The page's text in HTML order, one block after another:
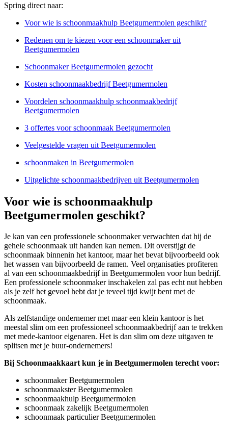
Spring direct naar:
Voor wie is schoonmaakhulp Beetgumermolen geschikt?
Redenen om te kiezen voor een schoonmaker uit
Beetgumermolen
Schoonmaker Beetgumermolen gezocht
Kosten schoonmaakbedrijf Beetgumermolen
Voordelen schoonmaakhulp schoonmaakbedrijf
Beetgumermolen
3 offertes voor schoonmaak Beetgumermolen
Veelgestelde vragen uit Beetgumermolen
schoonmaken in Beetgumermolen
Uitgelichte schoonmaakbedrijven uit Beetgumermolen
Voor wie is schoonmaakhulp
Beetgumermolen geschikt?
Je kan van een professionele schoonmaker verwachten dat hij de
gehele schoonmaak uit handen kan nemen. Dit overstijgt de
schoonmaak binnenin het kantoor, maar het bevat bijvoorbeeld ook
het wassen van bijvoorbeeld de ramen. Veel organisaties profiteren
al van een schoonmaakbedrijf in Beetgumermolen voor hun bedrijf.
Een professionele schoonmaker inschakelen zal pas echt nut hebben
als je zelf het gevoel hebt dat je teveel tijd kwijt bent met de
schoonmaak.
Als zelfstandige ondernemer met maar een klein kantoor is het
meestal slim om een professioneel schoonmaakbedrijf aan te trekken
met mede-kantoor eigenaren. Het is dan slim om deze uitgaven te
splitsen met je buur-ondernemers!
Bij Schoonmaakkaart kun je in Beetgumermolen terecht voor:
schoonmaker Beetgumermolen
schoonmaakster Beetgumermolen
schoonmaakhulp Beetgumermolen
schoonmaak zakelijk Beetgumermolen
schoonmaak particulier Beetgumermolen